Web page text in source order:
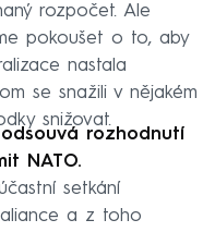
rozpočet. Ale
pokoušet o to, aby
nastala
se snažili v nějakém
snižovat.
rozhodnutí
NATO.
setkání
a z toho